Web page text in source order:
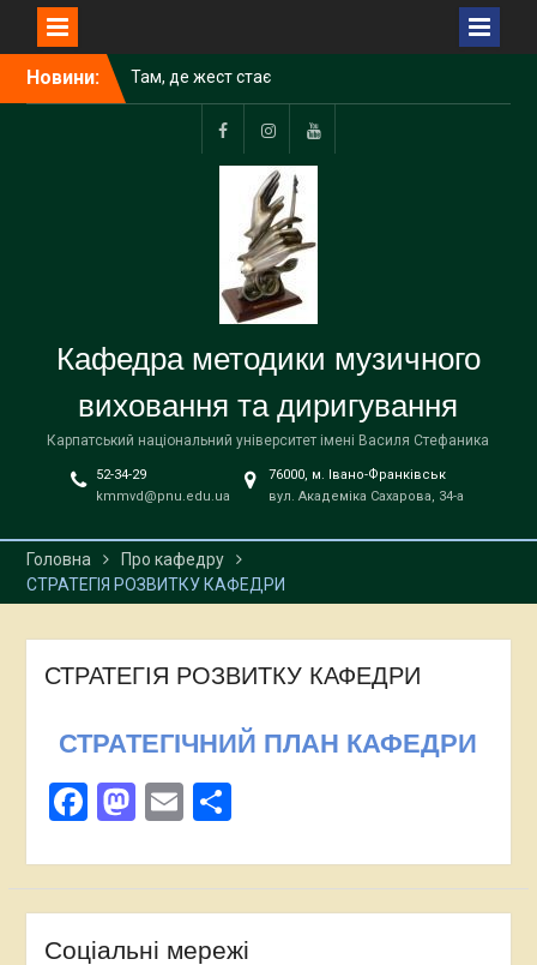
Новини:
Там, де жест стає
музикою
FacebookInstagramYoutube
Кафедра методики музичного
виховання та диригування
Карпатський національний університет імені Василя Стефаника
52-34-29
kmmvd@pnu.edu.ua
76000, м. Івано-Франківськ
вул. Академіка Сахарова, 34-а
Головна
Про кафедру
СТРАТЕГІЯ РОЗВИТКУ КАФЕДРИ
СТРАТЕГІЯ РОЗВИТКУ КАФЕДРИ
СТРАТЕГІЧНИЙ ПЛАН КАФЕДРИ
Facebook
Mastodon
EmailПоділитися
Соціальні мережі